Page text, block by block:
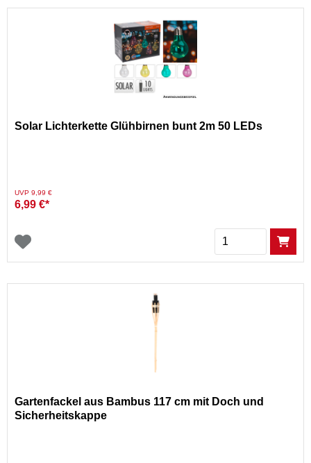
Solar Lichterkette Glühbirnen bunt 2m 50 LEDs
Preis reduziert von
UVP 9,99 €auf
6,99 €*
Menge
Gartenfackel aus Bambus 117 cm mit Doch und
Sicherheitskappe